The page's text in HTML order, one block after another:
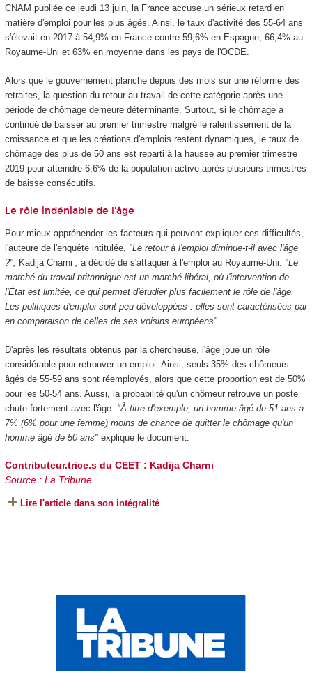
CNAM publiée ce jeudi 13 juin, la France accuse un sérieux retard en
matière d'emploi pour les plus âgés. Ainsi, le taux d'activité des 55-64 ans
s'élevait en 2017 à 54,9% en France contre 59,6% en Espagne, 66,4% au
Royaume-Uni et 63% en moyenne dans les pays de l'OCDE.
Alors que le gouvernement planche depuis des mois sur une réforme des
retraites, la question du retour au travail de cette catégorie après une
période de chômage demeure déterminante. Surtout, si le chômage a
continué de baisser au premier trimestre malgré le ralentissement de la
croissance et que les créations d'emplois restent dynamiques, le taux de
chômage des plus de 50 ans est reparti à la hausse au premier trimestre
2019 pour atteindre 6,6% de la population active après plusieurs trimestres
de baisse consécutifs.
Le rôle indéniable de l'âge
Pour mieux appréhender les facteurs qui peuvent expliquer ces difficultés,
l'auteure de l'enquête intitulée, "Le retour à l'emploi diminue-t-il avec l'âge
?", Kadija Charni , a décidé de s'attaquer à l'emploi au Royaume-Uni. "Le
marché du travail britannique est un marché libéral, où l'intervention de
l'État est limitée, ce qui permet d'étudier plus facilement le rôle de l'âge.
Les politiques d'emploi sont peu développées : elles sont caractérisées par
en comparaison de celles de ses voisins européens".
D'après les résultats obtenus par la chercheuse, l'âge joue un rôle
considérable pour retrouver un emploi. Ainsi, seuls 35% des chômeurs
âgés de 55-59 ans sont réemployés, alors que cette proportion est de 50%
pour les 50-54 ans. Aussi, la probabilité qu'un chômeur retrouve un poste
chute fortement avec l'âge. "À titre d'exemple, un homme âgé de 51 ans a
7% (6% pour une femme) moins de chance de quitter le chômage qu'un
homme âgé de 50 ans"explique le document.
Contributeur.trice.s du CEET : Kadija Charni
Source : La Tribune
Lire l'article dans son intégralité